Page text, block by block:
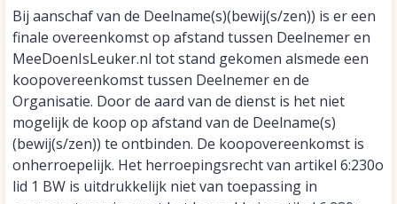
Bij aanschaf van de Deelname(s)(bewij(s/zen)) is er een
finale overeenkomst op afstand tussen Deelnemer en
MeeDoenIsLeuker.nl tot stand gekomen alsmede een
koopovereenkomst tussen Deelnemer en de
Organisatie. Door de aard van de dienst is het niet
mogelijk de koop op afstand van de Deelname(s)
(bewij(s/zen)) te ontbinden. De koopovereenkomst is
onherroepelijk. Het herroepingsrecht van artikel 6:230o
lid 1 BW is uitdrukkelijk niet van toepassing in